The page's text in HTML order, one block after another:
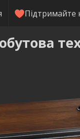
Підтримайте